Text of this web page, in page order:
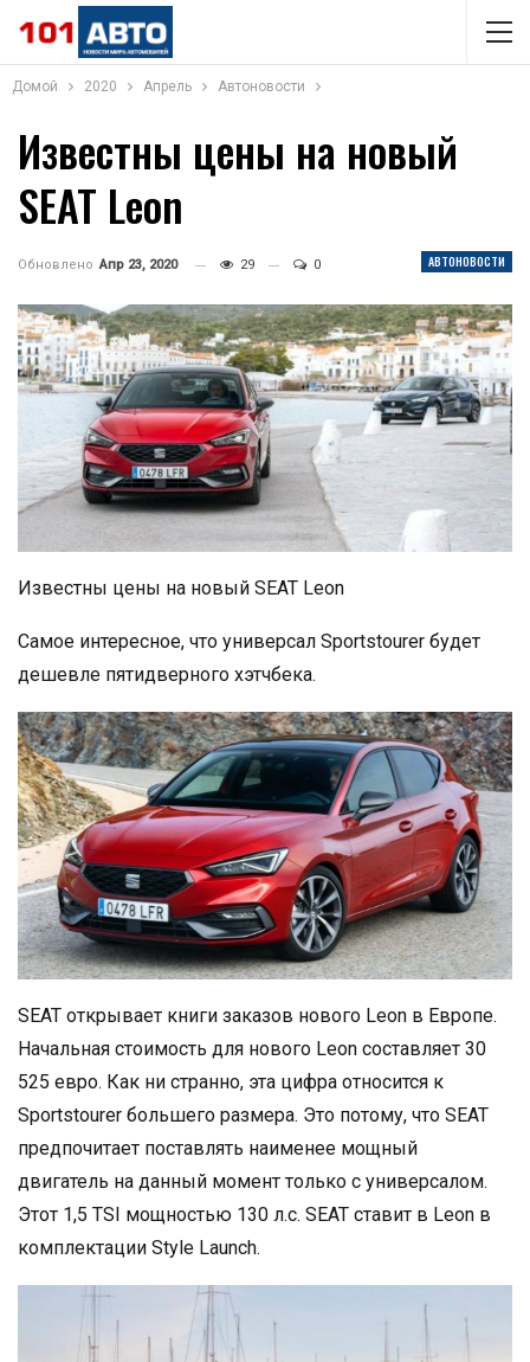
Домой 2020 Апрель Автоновости
Известны цены на новый
SEAT Leon
АВТОНОВОСТИ
Обновлено Апр 23, 2020 29 0
Известны цены на новый SEAT Leon
Самое интересное, что универсал Sportstourer будет
дешевле пятидверного хэтчбека.
SEAT открывает книги заказов нового Leon в Европе.
Начальная стоимость для нового Leon составляет 30
525 евро. Как ни странно, эта цифра относится к
Sportstourer большего размера. Это потому, что SEAT
предпочитает поставлять наименее мощный
двигатель на данный момент только с универсалом.
Этот 1,5 TSI мощностью 130 л.с. SEAT ставит в Leon в
комплектации Style Launch.